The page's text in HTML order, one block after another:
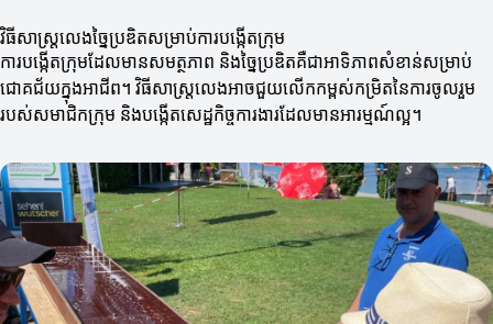
វិធីសាស្ត្រលេងច្នៃប្រឌិតសម្រាប់ការបង្កើតក្រុម
ការបង្កើតក្រុមដែលមានសមត្ថភាព និងច្នៃប្រឌិតគឺជាអាទិភាពសំខាន់សម្រាប់
ជោគជ័យក្នុងអាជីព។ វិធីសាស្ត្រលេងអាចជួយលើកកម្ពស់កម្រិតនៃការចូលរួម
របស់សមាជិកក្រុម និងបង្កើតសេដ្ឋកិច្ចការងារដែលមានអារម្មណ៍ល្អ។